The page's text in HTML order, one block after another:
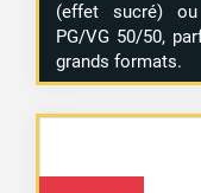
(effet sucré)
PG/VG 50/50,
grands formats.